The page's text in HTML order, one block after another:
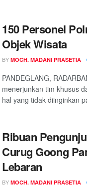
150 Personel
Objek Wisata
BY MOCH. MADANI PRASETIA
PANDEGLANG,
menerjunkan tim khusus
hal yang tidak diinginkan
Ribuan
Curug Goong
Lebaran
BY MOCH. MADANI PRASETIA